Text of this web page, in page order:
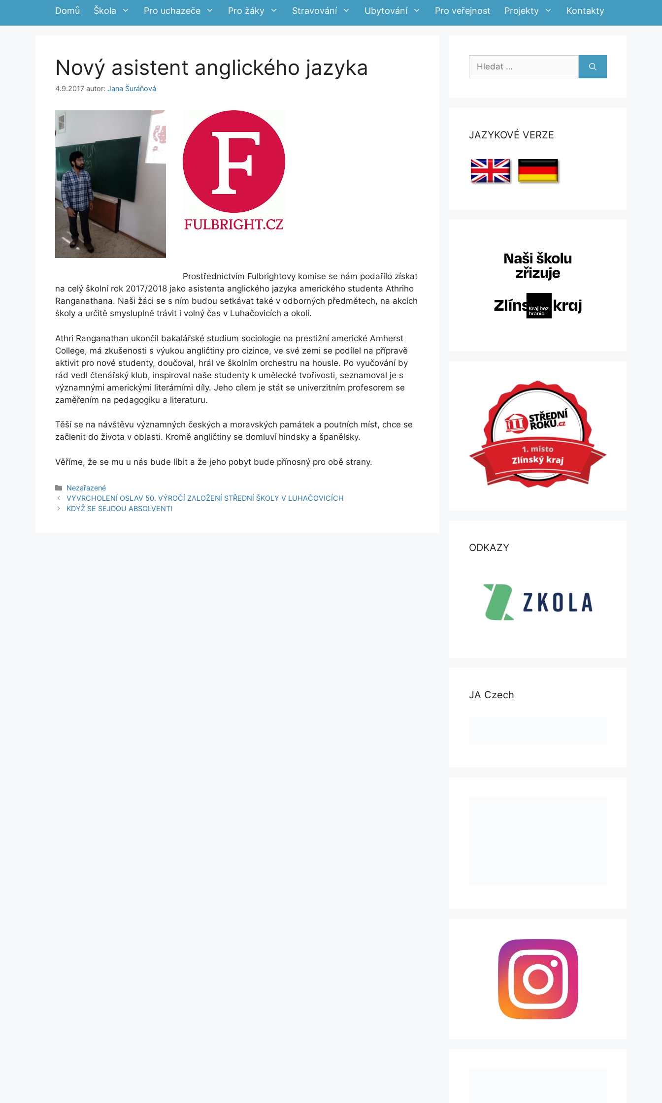
Domů Škola Pro uchazeče Pro žáky Stravování Ubytování Pro veřejnost Projekty Kontakty
Nový asistent anglického jazyka
4.9.2017 autor: Jana Šuráňová
Prostřednictvím Fulbrightovy komise se nám podařilo získat
na celý školní rok 2017/2018 jako asistenta anglického jazyka amerického studenta Athriho
Ranganathana. Naši žáci se s ním budou setkávat také v odborných předmětech, na akcích
školy a určitě smysluplně trávit i volný čas v Luhačovicích a okolí.
Athri Ranganathan ukončil bakalářské studium sociologie na prestižní americké Amherst
College, má zkušenosti s výukou angličtiny pro cizince, ve své zemi se podílel na přípravě
aktivit pro nové studenty, doučoval, hrál ve školním orchestru na housle. Po vyučování by
rád vedl čtenářský klub, inspiroval naše studenty k umělecké tvořivosti, seznamoval je s
významnými americkými literárními díly. Jeho cílem je stát se univerzitním profesorem se
zaměřením na pedagogiku a literaturu.
Těší se na návštěvu významných českých a moravských památek a poutních míst, chce se
začlenit do života v oblasti. Kromě angličtiny se domluví hindsky a španělsky.
Věříme, že se mu u nás bude líbit a že jeho pobyt bude přínosný pro obě strany.
Rubriky
Nezařazené
VYVRCHOLENÍ OSLAV 50. VÝROČÍ ZALOŽENÍ STŘEDNÍ ŠKOLY V LUHAČOVICÍCH
KDYŽ SE SEJDOU ABSOLVENTI
Hledat:
JAZYKOVÉ VERZE
ODKAZY
JA Czech